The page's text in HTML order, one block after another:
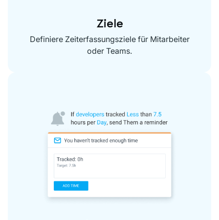
Ziele
Definiere Zeiterfassungsziele für Mitarbeiter
oder Teams.